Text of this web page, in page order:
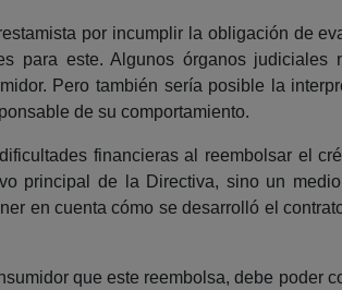
por incumplir la obligación de
para este. Algunos órganos judiciales
Pero también sería posible la
de su comportamiento.
financieras al reembolsar el
principal de la Directiva, sino un
en cuenta cómo se desarrolló el
que este reembolsa, debe poder